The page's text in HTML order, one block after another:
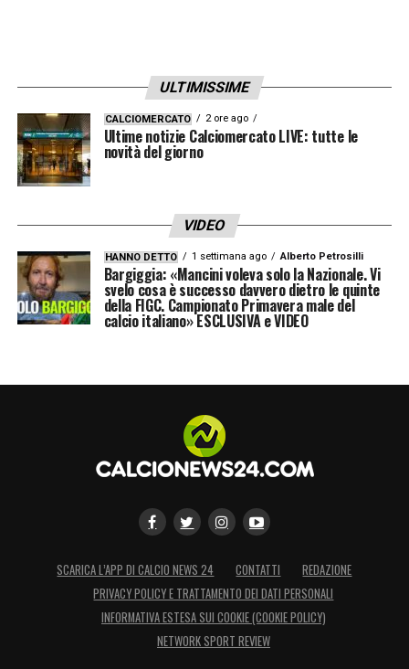
ULTIMISSIME
CALCIOMERCATO 2 ore ago
Ultime notizie Calciomercato LIVE: tutte le
novità del giorno
VIDEO
HANNO DETTO 1 settimana ago Alberto Petrosilli
Bargiggia: «Mancini voleva solo la Nazionale. Vi
svelo cosa è successo davvero dietro le quinte
della FIGC. Campionato Primavera male del
calcio italiano» ESCLUSIVA e VIDEO
SCARICA L’APP DI CALCIO NEWS 24 CONTATTI
REDAZIONE
PRIVACY POLICY E TRATTAMENTO DEI DATI PERSONALI
INFORMATIVA ESTESA SUI COOKIE (COOKIE POLICY)
NETWORK SPORT REVIEW